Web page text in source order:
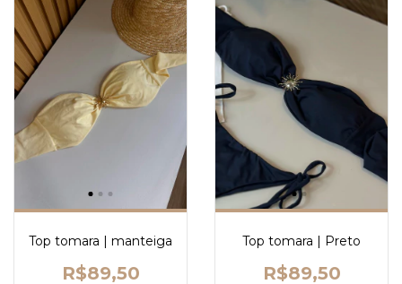
Top tomara | manteiga
R$89,50
Top tomara | Preto
R$89,50